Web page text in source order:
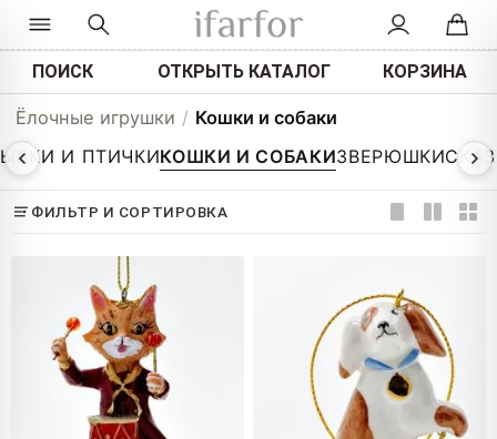
ПОИСК ОТКРЫТЬ КАТАЛОГ КОРЗИНА
Ёлочные игрушки / Кошки и собаки
И ПТИЧКИКОШКИ И СОБАКИЗВЕРЮШКИ
ФИЛЬТР И СОРТИРОВКА